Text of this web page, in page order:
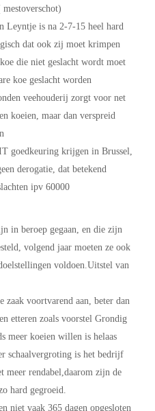
mestoverschot)
Leyntje is na 2-7-15 heel hard
dat ook zij moet krimpen
die niet geslacht wordt moet
koe geslacht worden
veehouderij zorgt voor net
koeien, maar dan verspreid
goedkeuring krijgen in Brussel,
derogatie, dat betekend
ipv 60000
in beroep gegaan, en die zijn
volgend jaar moeten ze ook
voldoen.Uitstel van
zaak voortvarend aan, beter dan
etteren zoals voorstel Grondig
meer koeien willen is helaas
schaalvergroting is het bedrijf
meer rendabel,daarom zijn de
hard gegroeid.
niet vaak 365 dagen opgesloten